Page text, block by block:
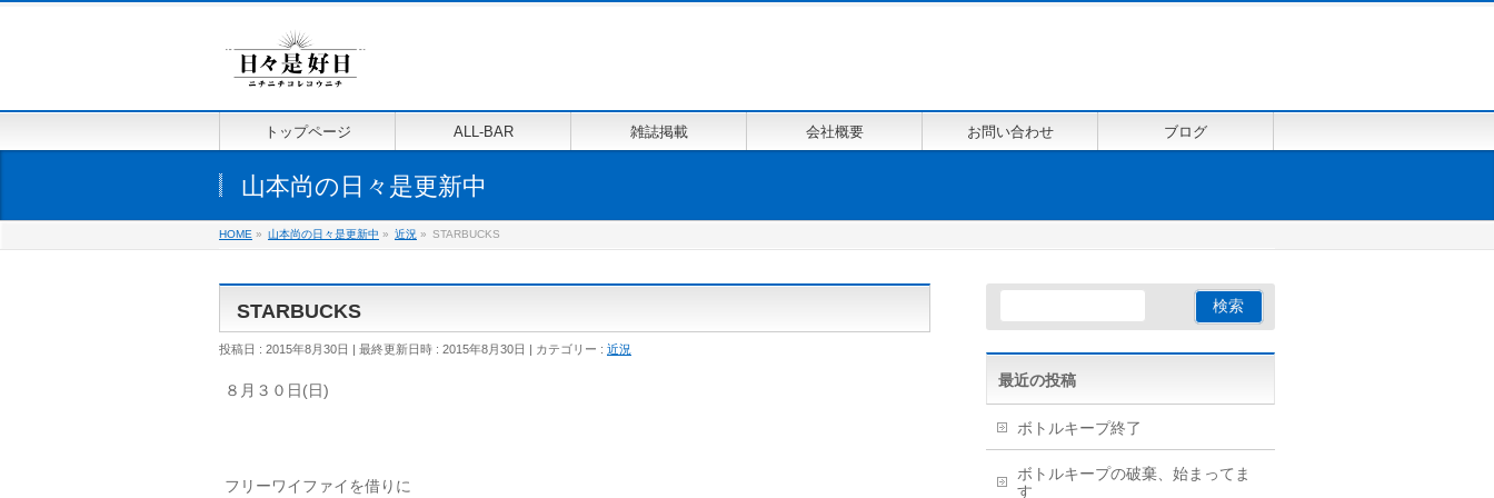
トップページ ALL-BAR 雑誌掲載 会社概要 お問い合わせ ブログ
山本尚の日々是更新中
HOME » 山本尚の日々是更新中 » 近況 » STARBUCKS
STARBUCKS
投稿日 : 2015年8月30日 最終更新日時 : 2015年8月30日 カテゴリー : 近況
８月３０日(日)
フリーワイファイを借りに
最近の投稿
ボトルキープ終了
ボトルキープの破棄、始まってま
す